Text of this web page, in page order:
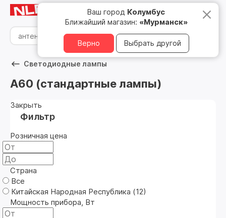
Мурманск
Ваш город Колумбус
Ближайший магазин: «Мурманск»
Верно Выбрать другой
8 800 500 05 15
Светодиодные лампы
А60 (стандартные лампы)
Закрыть
Фильтр
Розничная цена
Страна
Все
Китайская Народная Республика (12)
Мощность прибора, Вт